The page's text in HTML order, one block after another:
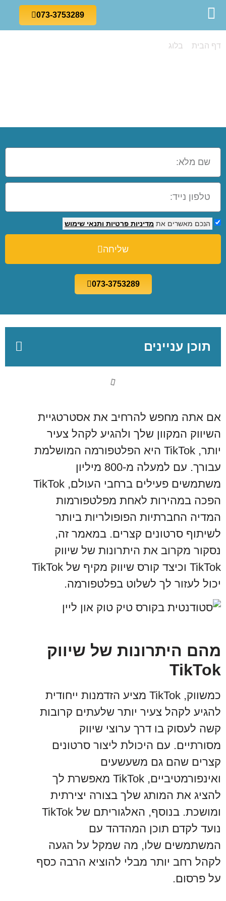
073-3753289
דף הבית בלוג
הנכם מאשרים את מדיניות פרטיות ותנאי שימוש
שליחה
073-3753289
תוכן עניינים
אם אתה מחפש להרחיב את אסטרטגיית
השיווק המקוון שלך ולהגיע לקהל צעיר
יותר, TikTok היא הפלטפורמה המושלמת
עבורך. עם למעלה מ-800 מיליון
משתמשים פעילים ברחבי העולם, TikTok
הפכה במהירות לאחת מפלטפורמות
המדיה החברתיות הפופולריות ביותר
לשיתוף סרטונים קצרים. במאמר זה,
נסקור מקרוב את היתרונות של שיווק
TikTok וכיצד קורס שיווק מקיף של TikTok
יכול לעזור לך לשלוט בפלטפורמה.
מהם היתרונות של שיווק
TikTok
כמשווק, TikTok מציע הזדמנות ייחודית
להגיע לקהל צעיר יותר שלעתים קרובות
קשה לעסוק בו דרך ערוצי שיווק
מסורתיים. עם היכולת ליצור סרטונים
קצרים שהם גם משעשעים
ואינפורמטיביים, TikTok מאפשרת לך
להציג את המותג שלך בצורה יצירתית
ומושכת. בנוסף, האלגוריתם של TikTok
נועד לקדם תוכן המהדהד עם
המשתמשים שלו, מה שמקל על הגעה
לקהל רחב יותר מבלי להוציא הרבה כסף
על פרסום.